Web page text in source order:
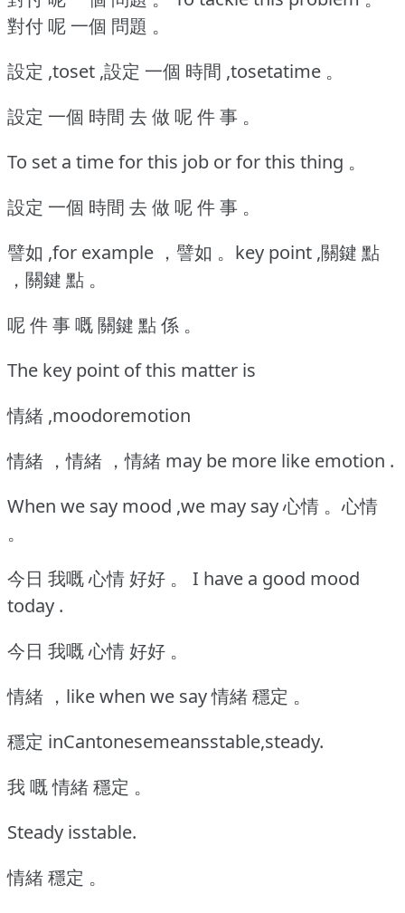
對付 呢 一個 問題 。
設定 ,toset ,設定 一個 時間 ,tosetatime 。
設定 一個 時間 去 做 呢 件 事 。
To set a time for this job or for this thing 。
設定 一個 時間 去 做 呢 件 事 。
譬如 ,for example ，譬如 。key point ,關鍵 點
，關鍵 點 。
呢 件 事 嘅 關鍵 點 係 。
The key point of this matter is
情緒 ,moodoremotion
情緒 ，情緒 ，情緒 may be more like emotion .
When we say mood ,we may say 心情 。心情
。
今日 我嘅 心情 好好 。
I have a good mood
today .
今日 我嘅 心情 好好 。
情緒 ，like when we say 情緒 穩定 。
穩定 inCantonesemeansstable,steady.
我 嘅 情緒 穩定 。
Steady isstable.
情緒 穩定 。